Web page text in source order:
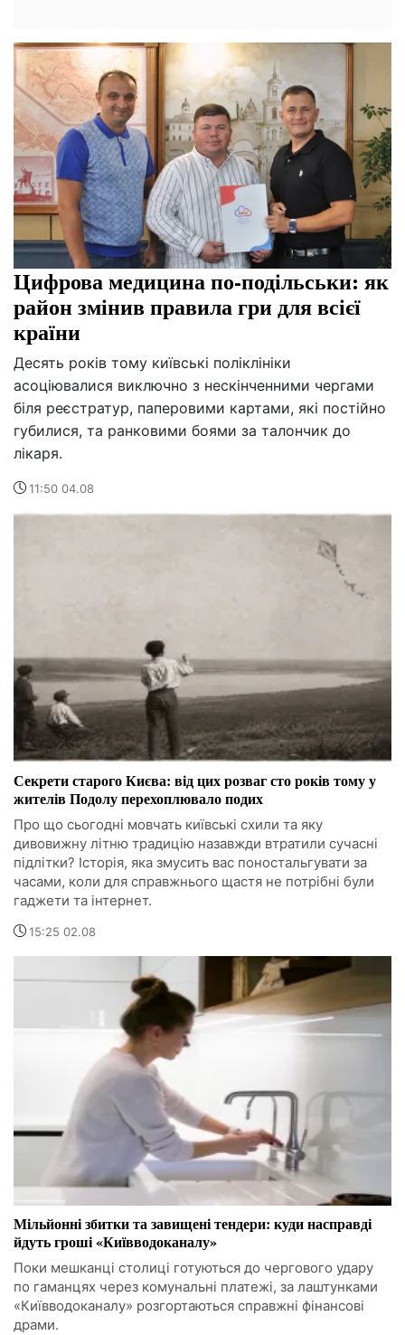
Цифрова медицина по-подільськи: як
район змінив правила гри для всієї
країни
Десять років тому київські поліклініки
асоціювалися виключно з нескінченними чергами
біля реєстратур, паперовими картами, які постійно
губилися, та ранковими боями за талончик до
лікаря.
11:50 04.08
Секрети старого Києва: від цих розваг сто років тому у
жителів Подолу перехоплювало подих
Про що сьогодні мовчать київські схили та яку
дивовижну літню традицію назавжди втратили сучасні
підлітки? Історія, яка змусить вас поностальгувати за
часами, коли для справжнього щастя не потрібні були
гаджети та інтернет.
15:25 02.08
Мільйонні збитки та завищені тендери: куди насправді
йдуть гроші «Київводоканалу»
Поки мешканці столиці готуються до чергового удару
по гаманцях через комунальні платежі, за лаштунками
«Київводоканалу» розгортаються справжні фінансові
драми.